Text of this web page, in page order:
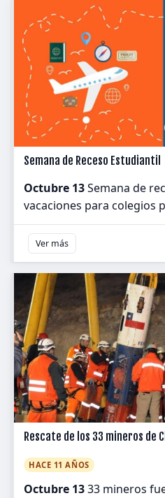
Semana de Receso Estudiantil
Octubre 13Semana de
vacaciones para colegios
Ver más
Rescate de los 33 mineros de
HACE 11 AÑOS
Octubre 1333 mineros